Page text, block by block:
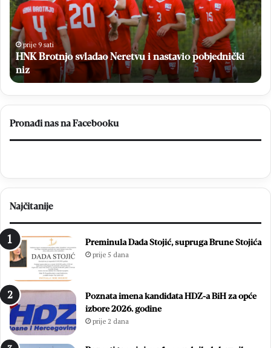
Dan
Blizanaca
prije 9 sati
U Blizancima proslavljen 18. Dan Blizanaca
Pronađi nas na Facebooku
Najčitanije
Preminula Dada Stojić, supruga Brune Stojića
prije 5 dana
Poznata imena kandidata HDZ-a BiH za opće
izbore 2026. godine
prije 2 dana